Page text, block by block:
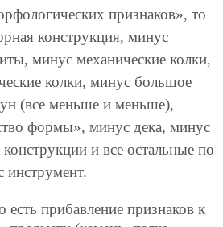
признаков», то
конструкция, минус
минус механические колки,
колки, минус большое
(все меньше и меньше),
формы», минус дека, минус
и все остальные по
инструмент.
прибавление признаков к